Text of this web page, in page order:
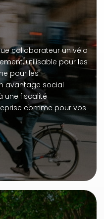
collaborateur un vélo
utilisable pour les
pour les
avantage social
une fiscalité
comme pour vos